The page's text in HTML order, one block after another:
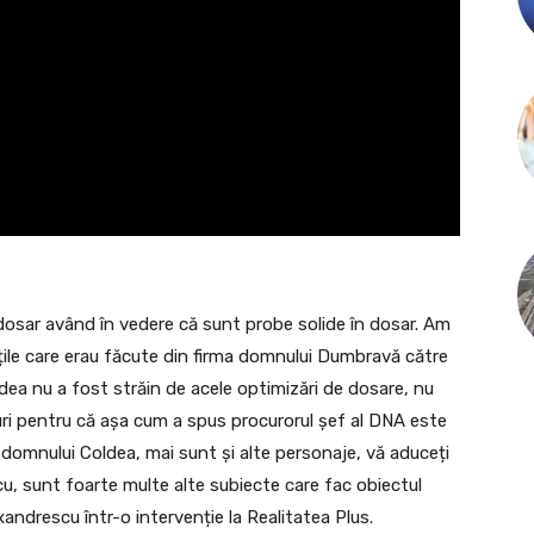
având în vedere că sunt probe solide în dosar. Am
care erau făcute din firma domnului Dumbravă către
nu a fost străin de acele optimizări de dosare, nu
pentru că așa cum a spus procurorul șef al DNA este
Coldea, mai sunt și alte personaje, vă aduceți
sunt foarte multe alte subiecte care fac obiectul
într-o intervenție la Realitatea Plus.